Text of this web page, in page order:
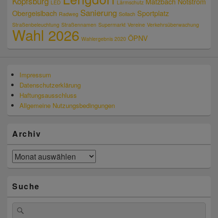
LED Lärmschutz
Obergeislbach Radweg Sanierung Sollach Sportplatz
Straßenbeleuchtung Straßennamen Supermarkt Vereine Verkehrsüberwachung
Wahl 2026 Wahlergebnis 2020 ÖPNV
Impressum
Datenschutzerklärung
Haftungsausschluss
Allgemeine Nutzungsbedingungen
Archiv
Archiv
Suche
Suchen